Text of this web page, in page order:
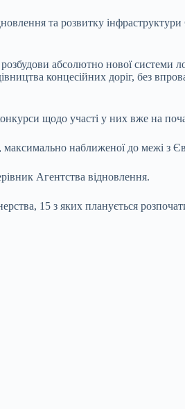
та розвитку
абсолютно нової системи
концесійних доріг, без
щодо участі у них вже на
максимально наближеної до межі з
Агентства відновлення.
15 з яких планується